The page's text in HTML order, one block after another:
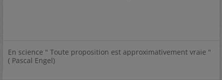
En science " Toute proposition est approximativement vraie "
( Pascal Engel)